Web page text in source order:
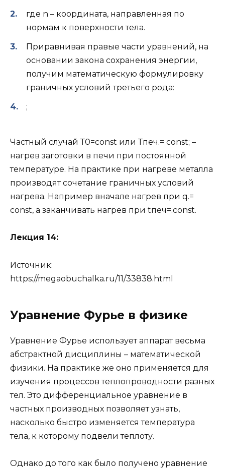
где n – координата, направленная по
нормам к поверхности тела.
Приравнивая правые части уравнений, на
основании закона сохранения энергии,
получим математическую формулировку
граничных условий третьего рода:
;
Частный случай Т0=const или Тпеч.= const; –
нагрев заготовки в печи при постоянной
температуре. На практике при нагреве металла
производят сочетание граничных условий
нагрева. Например вначале нагрев при q.=
const, а заканчивать нагрев при tпеч=.const.
Лекция 14:
Источник:
https://megaobuchalka.ru/11/33838.html
Уравнение Фурье в физике
Уравнение Фурье использует аппарат весьма
абстрактной дисциплины – математической
физики. На практике же оно применяется для
изучения процессов теплопроводности разных
тел. Это дифференциальное уравнение в
частных производных позволяет узнать,
насколько быстро изменяется температура
тела, к которому подвели теплоту.
Однако до того как было получено уравнение